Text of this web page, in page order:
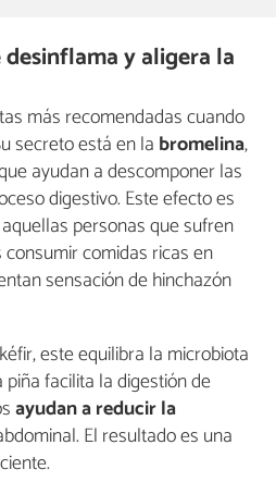
y aligera la
más recomendadas cuando
secreto está en la bromelina,
ayudan a descomponer las
digestivo. Este efecto es
personas que sufren
comidas ricas en
sensación de hinchazón
este equilibra la microbiota
facilita la digestión de
ayudan a reducir la
El resultado es una